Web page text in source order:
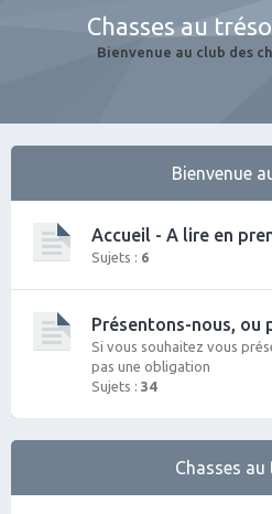
Chasses au
Bienvenue au club des
Bienvenue
Accueil - A lire en
Sujets : 6
Présentons-nous, ou
Si vous souhaitez vous
pas une obligation
Sujets : 34
Chasses